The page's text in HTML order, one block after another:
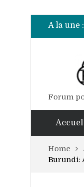
A la une :
Forum
Accuel
Home
Burundi: